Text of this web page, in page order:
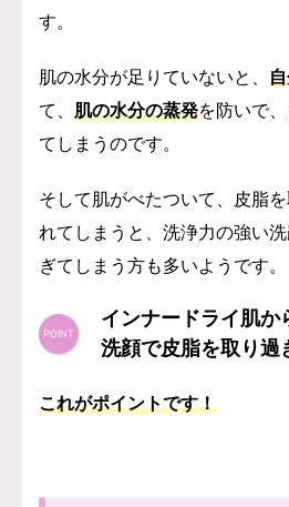
す。
肌の水分が足りていないと、
て、 肌の水分の蒸発を防いで
てしまうのです。
そして肌がべたついて、皮脂
れてしまうと、洗浄力の強い
ぎてしまう方も多いようです。
インナードライ肌か
洗顔で皮脂を取り過
これがポイントです！